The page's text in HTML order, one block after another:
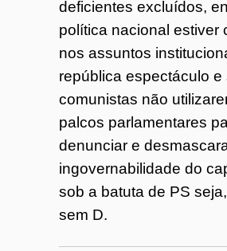
deficientes excluídos,
política nacional estiver
nos assuntos
república espectáculo e
comunistas não
palcos parlamentares
denunciar e
ingovernabilidade do
sob a batuta de PS
sem D.